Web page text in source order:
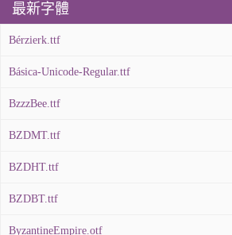
最新字體
Bérzierk.ttf
Básica-Unicode-Regular.ttf
BzzzBee.ttf
BZDMT.ttf
BZDHT.ttf
BZDBT.ttf
ByzantineEmpire.otf